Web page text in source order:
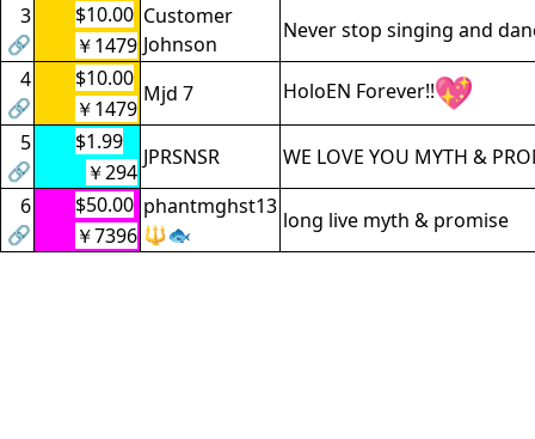
3
🔗
$10.00 Customer
Johnson
Never stop singing and
￥1479
4
🔗
$10.00
Mjd 7 HoloEN Forever!!
￥1479
5
🔗
$1.99
JPRSNSR WE LOVE YOU MYTH &
￥294
6
🔗
$50.00 phantmghst13
🔱🐟
long live myth & promise
￥7396